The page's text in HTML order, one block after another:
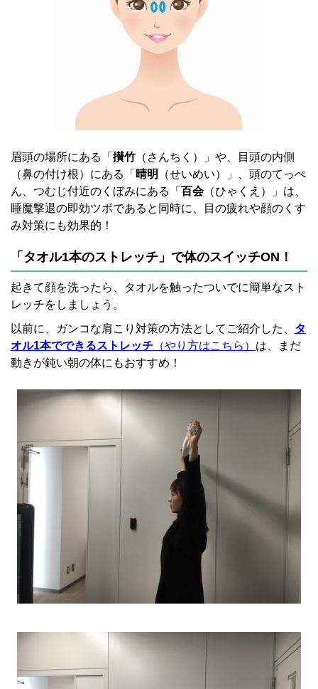
眉頭の場所にある「 攅竹 （さんちく）」や、目頭の内側
（鼻の付け根）にある「 晴明
（せいめい）」、頭のてっぺ
ん、つむじ付近のくぼみにある「 百会（ひゃくえ）」は、
睡魔撃退の即効ツボであると同時に、目の疲れや顔のくす
み対策にも効果的！
「タオル1本のストレッチ」で体のスイッチON！
起きて顔を洗ったら、タオルを触ったついでに簡単なスト
レッチをしましょう。
以前に、ガンコな肩こり対策の方法としてご紹介した、 タ
オル1本でできるストレッチ （やり方はこちら） は、まだ
動きが鈍い朝の体にもおすすめ！